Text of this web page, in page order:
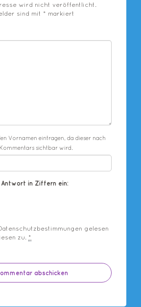
wird nicht veröffentlicht.
sind mit * markiert
Vornamen eintragen, da dieser nach
sichtbar wird.
in Ziffern ein:
gelesen
zu. *